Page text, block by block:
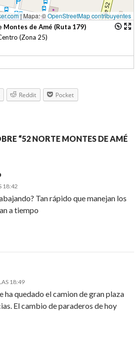
|Mapa: ©OpenStreetMap contribuyentes
Montes de Amé (Ruta 179)
(Zona 25)
Reddit Pocket
“52 NORTE MONTES DE AMÉ
18:42
Tan rápido que manejan los
a tiempo
18:49
ha quedado el camion de gran plaza
El cambio de paraderos de hoy